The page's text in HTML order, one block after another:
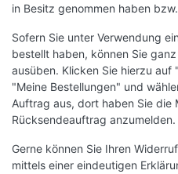
in Besitz genommen haben
Sofern Sie unter Verwendung
bestellt haben, können Sie
ausüben. Klicken Sie hierzu auf
"Meine Bestellungen" und
Auftrag aus, dort haben Sie die
Rücksendeauftrag anzumelden.
Gerne können Sie Ihren
mittels einer eindeutigen